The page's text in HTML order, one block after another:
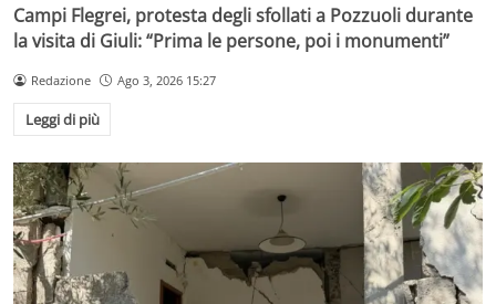
Campi Flegrei, protesta degli sfollati a Pozzuoli durante
la visita di Giuli: “Prima le persone, poi i monumenti”
Redazione Ago 3, 2026 15:27
Leggi di più